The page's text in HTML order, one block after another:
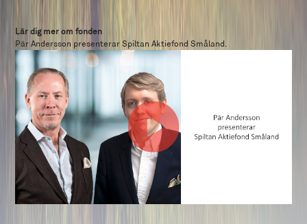
Lär dig mer om fonden
Pär Andersson presenterar Spiltan Aktiefond Småland.